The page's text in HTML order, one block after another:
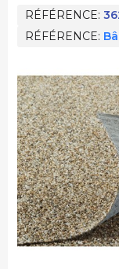
RÉFÉRENCE
RÉFÉRENCE